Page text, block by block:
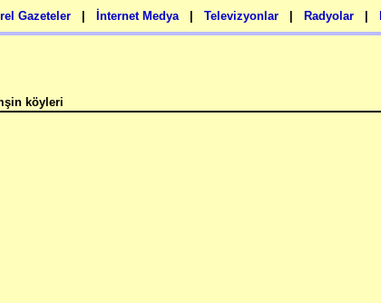
Gazeteler İnternet Medya Televizyonlar Radyolar
köyleri